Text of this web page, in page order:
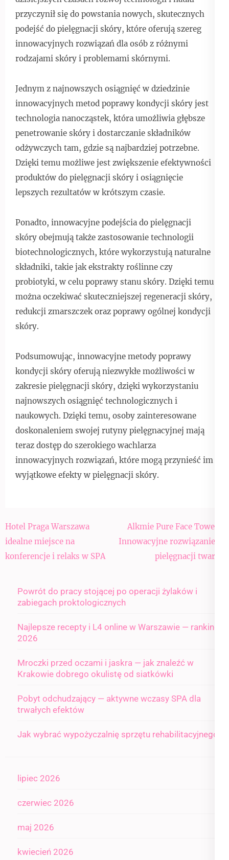
przyczynił się do powstania nowych, skutecznych
podejść do pielęgnacji skóry, które oferują szereg
innowacyjnych rozwiązań dla osób z różnymi
rodzajami skóry i problemami skórnymi.
Jednym z najnowszych osiągnięć w dziedzinie
innowacyjnych metod poprawy kondycji skóry jest
technologia nanocząstek, która umożliwia głębsze
penetrowanie skóry i dostarczanie składników
odżywczych tam, gdzie są najbardziej potrzebne.
Dzięki temu możliwe jest zwiększenie efektywności
produktów do pielęgnacji skóry i osiągnięcie
lepszych rezultatów w krótszym czasie.
Ponadto, innowacyjne podejścia do pielęgnacji
skóry obejmują także zastosowanie technologii
biotechnologicznych, które wykorzystują naturalne
składniki, takie jak ekstrakty roślinne czy
probiotyki, w celu poprawy stanu skóry. Dzięki temu
można oczekiwać skuteczniejszej regeneracji skóry,
redukcji zmarszczek oraz poprawy ogólnej kondycji
skóry.
Podsumowując, innowacyjne metody poprawy
kondycji skóry oferują niezwykłe możliwości w
zakresie pielęgnacji skóry, dzięki wykorzystaniu
najnowszych osiągnięć technologicznych i
naukowych. Dzięki temu, osoby zainteresowane
doskonaleniem swojej rutyny pielęgnacyjnej mają
teraz dostęp do szerokiego wachlarza
innowacyjnych rozwiązań, które mogą przynieść im
wyjątkowe efekty w pielęgnacji skóry.
Nawigacja
wpisu
Hotel Praga Warszawa
idealne miejsce na
konferencje i relaks w SPA
Alkmie Pure Face Towels:
Innowacyjne rozwiązanie w
pielęgnacji twarzy
Powrót do pracy stojącej po operacji żylaków i
zabiegach proktologicznych
Najlepsze recepty i L4 online w Warszawie — ranking
2026
Mroczki przed oczami i jaskra — jak znaleźć w
Krakowie dobrego okulistę od siatkówki
Pobyt odchudzający — aktywne wczasy SPA dla
trwałych efektów
Jak wybrać wypożyczalnię sprzętu rehabilitacyjnego
lipiec 2026
czerwiec 2026
maj 2026
kwiecień 2026